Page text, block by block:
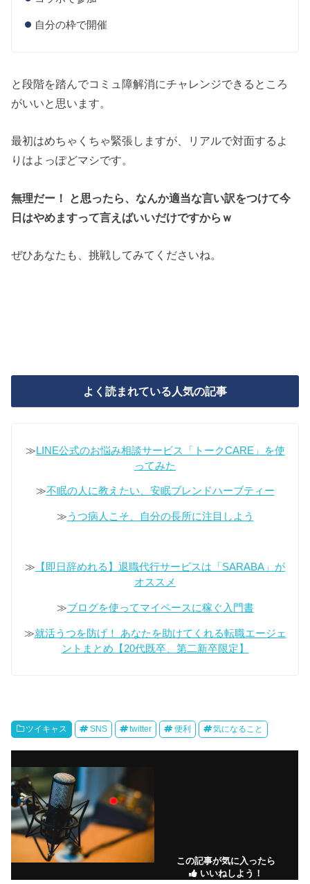
自分の枠で開催
と段階を踏んでコミュ障解消にチャレンジできるところ
がいいと思います。
最初はめちゃくちゃ緊張しますが、リアルで対面するよ
りはよっぽどマシです。
無理だー！ と思ったら、なんか適当な言い訳をつけて今
日はやめますって言えばいいだけですからｗ
ぜひあなたも、挑戦してみてくださいね。
よく読まれている人気の記事
≫LINE公式のお悩み相談サービス「トークCARE」を使
ってみた
≫不眠の人に教えたい、安眠ブレンドハーブティー
≫うつ病人こそ、自分の長所に注目しよう
≫ 【即日辞めれる】退職代行サービスは「SARABA」が
オススメ
≫ブログを使ってマイペースに稼ぐ入門書
≫就活うつを防げ！ あなたを助けてくれる転職エージェ
ントまとめ【20代既卒、第二新卒限定】
ツイキャス SNS twitter 便利 気になること
この記事が気に入ったら
いいねしよう！